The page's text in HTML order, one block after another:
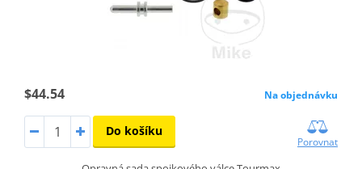
$44.54 Na objednávku
Do košíku
Porovnat